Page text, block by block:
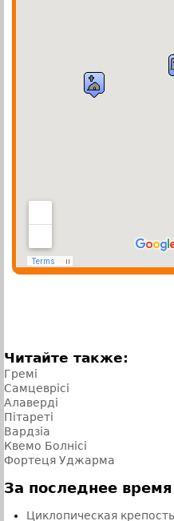
Читайте также:
Гремi
Самцеврісі
Алаверді
Пiтаретi
Вардзіа
Квемо Болнісі
Фортеця Уджарма
За последнее
Циклопическая